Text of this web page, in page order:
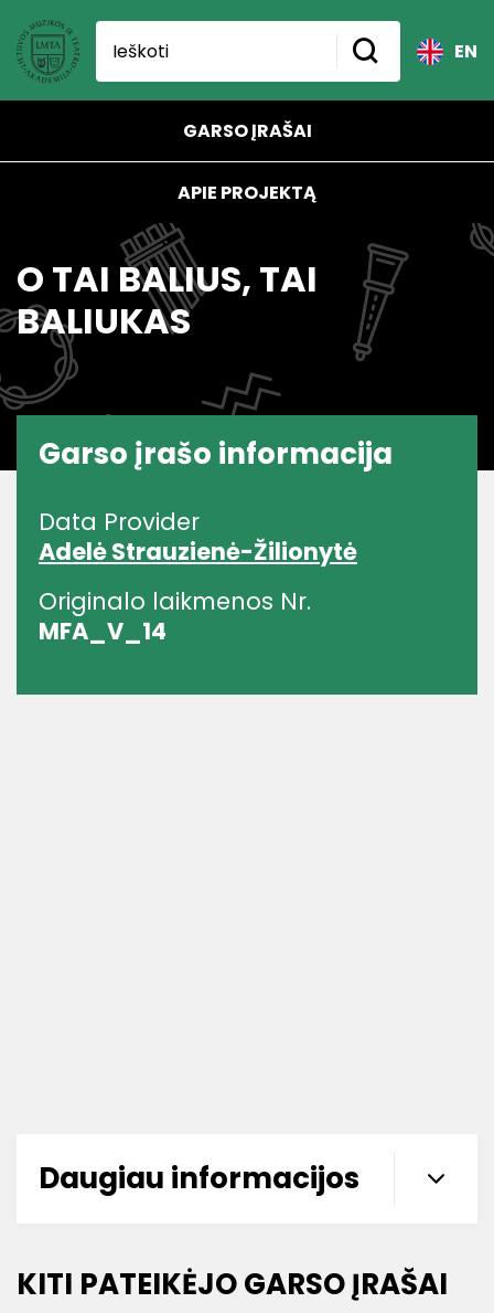
EN
GARSO ĮRAŠAI
APIE PROJEKTĄ
O TAI BALIUS, TAI
BALIUKAS
Garso įrašo informacija
Data Provider
Adelė Strauzienė-Žilionytė
Originalo laikmenos Nr.
MFA_V_14
Daugiau informacijos
KITI PATEIKĖJO GARSO ĮRAŠAI